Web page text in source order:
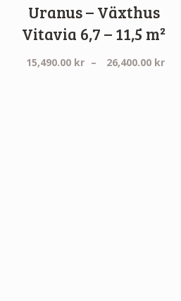
Uranus – Växthus
Vitavia 6,7 – 11,5 m²
15,490.00 kr – 26,400.00 kr